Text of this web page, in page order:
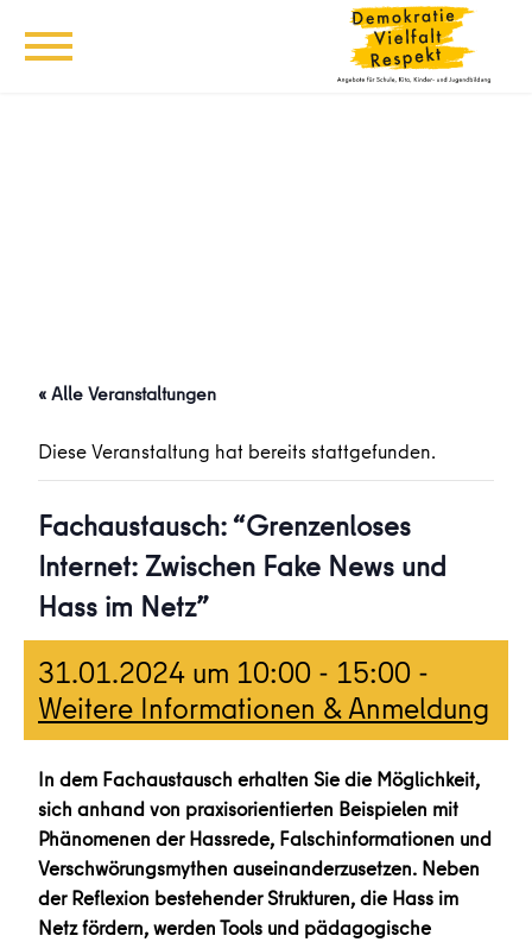
« Alle Veranstaltungen
Diese Veranstaltung hat bereits stattgefunden.
Fachaustausch: “Grenzenloses
Internet: Zwischen Fake News und
Hass im Netz”
31.01.2024 um 10:00 - 15:00 -
Weitere Informationen & Anmeldung
In dem Fachaustausch erhalten Sie die Möglichkeit,
sich anhand von praxisorientierten Beispielen mit
Phänomenen der Hassrede, Falschinformationen und
Verschwörungsmythen auseinanderzusetzen. Neben
der Reflexion bestehender Strukturen, die Hass im
Netz fördern, werden Tools und pädagogische